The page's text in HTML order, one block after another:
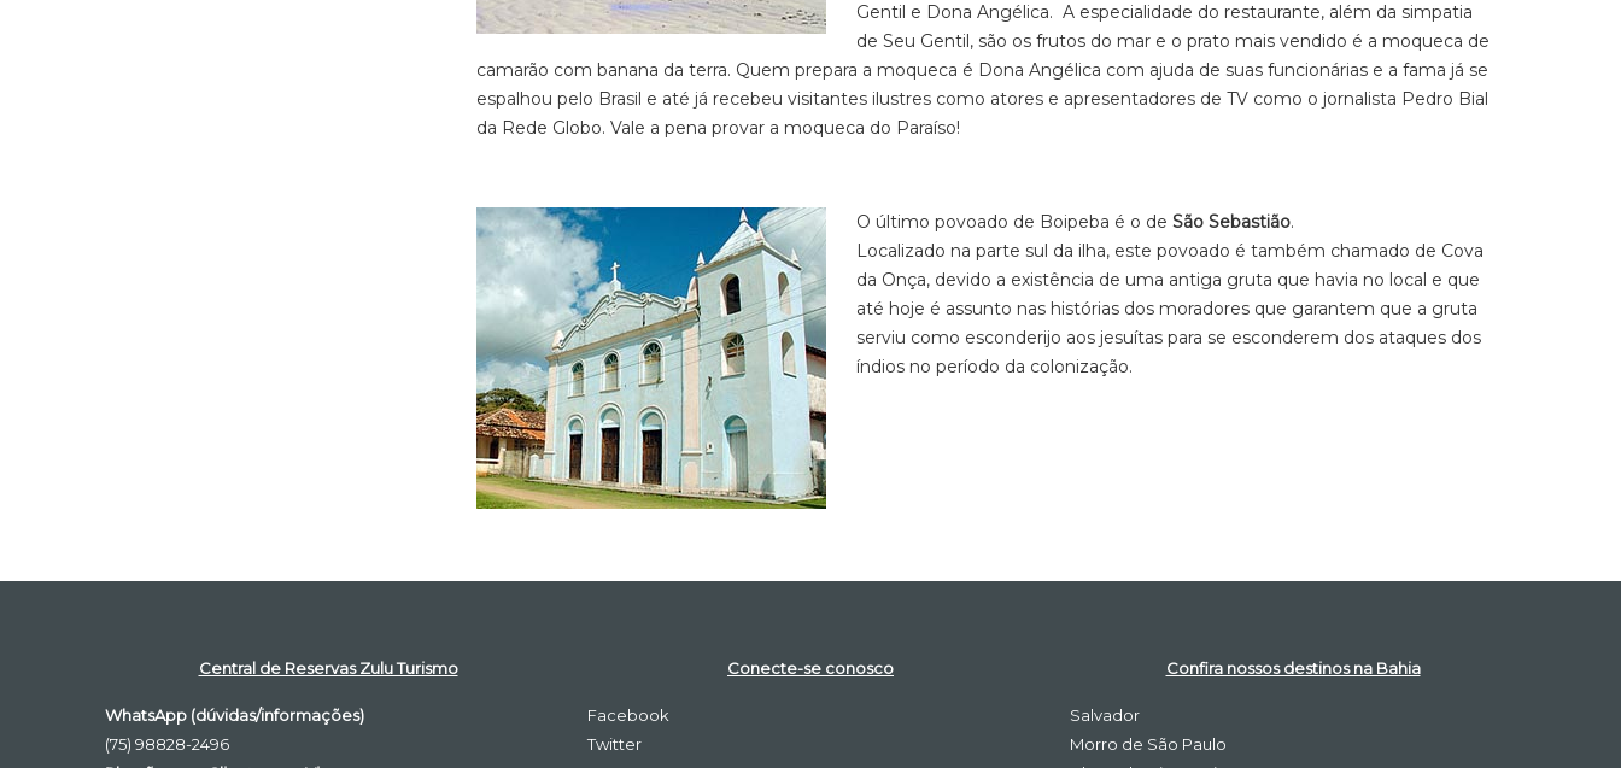
Gentil e Dona Angélica. A especialidade do restaurante, além da simpatia
de Seu Gentil, são os frutos do mar e o prato mais vendido é a moqueca de
camarão com banana da terra. Quem prepara a moqueca é Dona Angélica com ajuda de suas funcionárias e a fama já se
espalhou pelo Brasil e até já recebeu visitantes ilustres como atores e apresentadores de TV como o jornalista Pedro Bial
da Rede Globo. Vale a pena provar a moqueca do Paraíso!
O último povoado de Boipeba é o de São Sebastião.
Localizado na parte sul da ilha, este povoado é também chamado de Cova
da Onça, devido a existência de uma antiga gruta que havia no local e que
até hoje é assunto nas histórias dos moradores que garantem que a gruta
serviu como esconderijo aos jesuítas para se esconderem dos ataques dos
índios no período da colonização.
Central de Reservas Zulu Turismo
WhatsApp (dúvidas/informações)
(75) 98828-2496
Conecte-se conosco
Facebook
Twitter
Confira nossos destinos na Bahia
Salvador
Morro de São Paulo